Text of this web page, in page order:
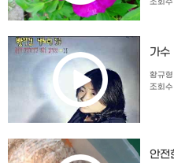
조회
가
황규형
조회
안전